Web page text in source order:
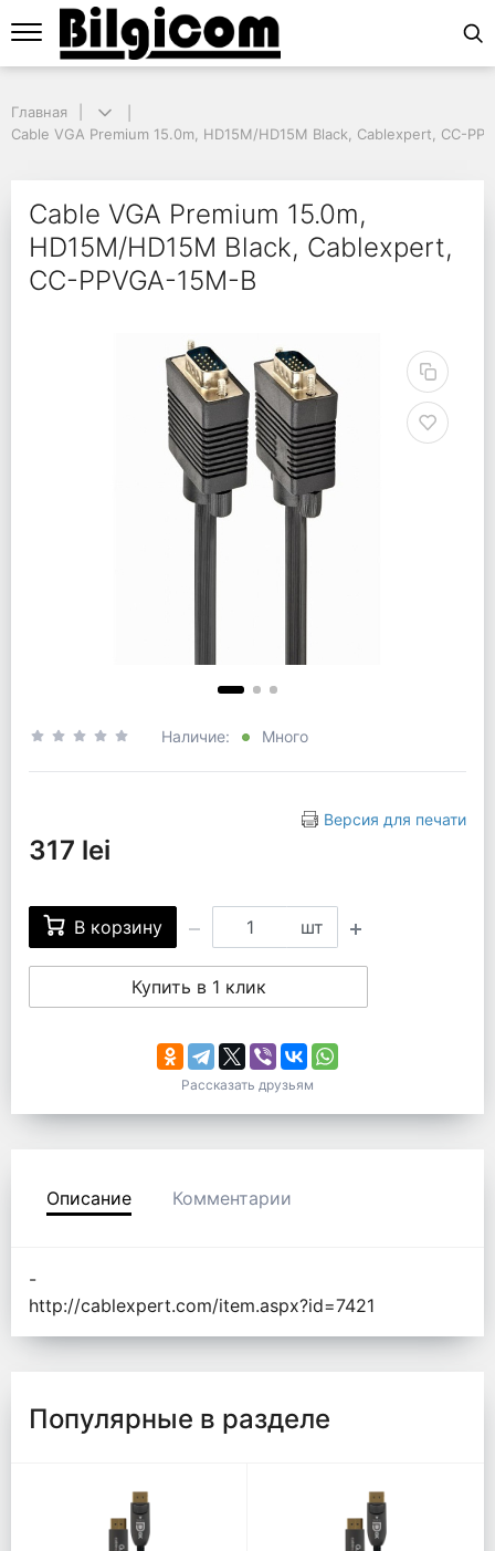
Cable VGA Premium 15.0m, HD15M/HD15M Black, Cablexpert, CC-
Cable VGA Premium
Главная
Cable VGA Premium 15.0m, HD15M/HD15M Black, Cablexpert, CC-
Cable VGA Premium 15.0m,
HD15M/HD15M Black, Cablexpert,
CC-PPVGA-15M-B
Наличие: Много
Версия для печати
317 lei
В корзину шт
Купить в 1 клик
Рассказать друзьям
Описание Комментарии
-
http://cablexpert.com/item.aspx?id=7421
Популярные в разделе